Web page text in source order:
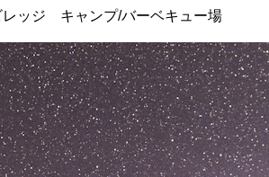
レッジ キャンプ/バーベキュー場